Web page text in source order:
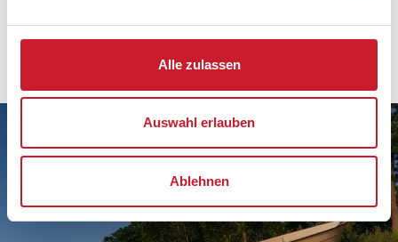
Alle zulassen
Auswahl erlauben
Ablehnen
präsentiert. Einmal im Jahr findet darüber hinaus
ein Kunsthandwerkermarkt auf Hof Hugdrupgaard